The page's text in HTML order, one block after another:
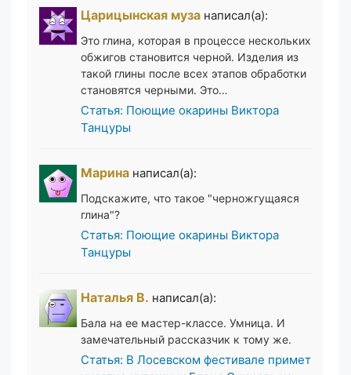
Царицынская муза написал(а):
Это глина, которая в процессе нескольких
обжигов становится черной. Изделия из
такой глины после всех этапов обработки
становятся черными. Это…
Статья: Поющие окарины Виктора
Танцуры
Марина написал(а):
Подскажите, что такое "черножгущаяся
глина"?
Статья: Поющие окарины Виктора
Танцуры
Наталья В. написал(а):
Бала на ее мастер-классе. Умница. И
замечательный рассказчик к тому же.
Статья: В Лосевском фестивале примет